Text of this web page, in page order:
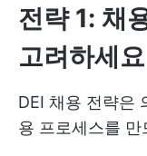
전략 1: 채
고려하세요
DEI 채용 전략은
용 프로세스를